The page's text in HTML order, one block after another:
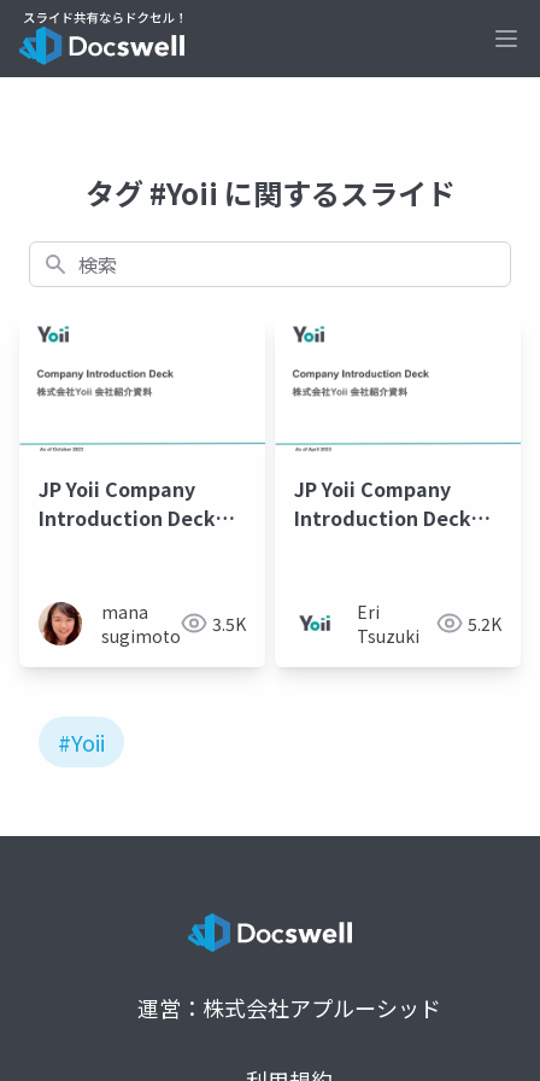
タグ #Yoii に関するスライド
検索
JP Yoii Company
Introduction Deck
mana
sugimoto
3.5K
JP Yoii Company
Introduction Deck
Eri
Tsuzuki
5.2K
#Yoii
運営：株式会社アプルーシッド